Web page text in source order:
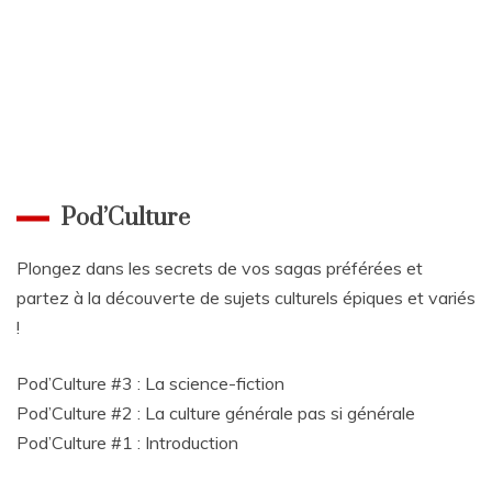
Pod’Culture
Plongez dans les secrets de vos sagas préférées et
partez à la découverte de sujets culturels épiques et variés
!
Pod’Culture #3 : La science-fiction
Pod’Culture #2 : La culture générale pas si générale
Pod’Culture #1 : Introduction